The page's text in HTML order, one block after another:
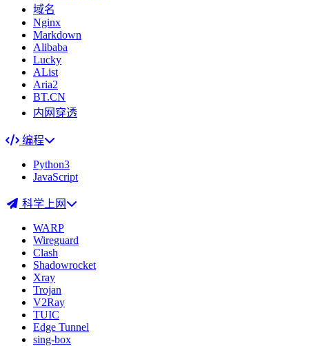
域名
Nginx
Markdown
Alibaba
Lucky
AList
Aria2
BT.CN
内网穿透
编程
Python3
JavaScript
科学上网
WARP
Wireguard
Clash
Shadowrocket
Xray
Trojan
V2Ray
TUIC
Edge Tunnel
sing-box